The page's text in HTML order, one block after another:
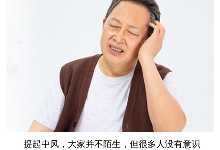
提起中风，大家并不陌生，但很多人没有意识